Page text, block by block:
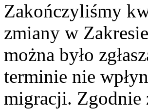
Zakończyliśmy
zmiany w
można było
terminie nie
migracji. Zgodnie